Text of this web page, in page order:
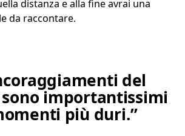
distanza e alla fine avrai una
da raccontare.
del
importantissimi
più duri.”